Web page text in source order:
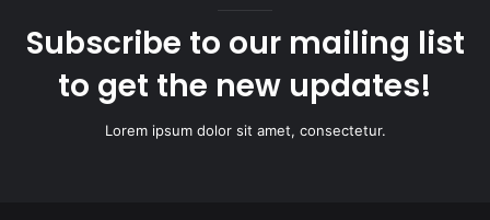
Subscribe to our mailing list
to get the new updates!
Lorem ipsum dolor sit amet, consectetur.